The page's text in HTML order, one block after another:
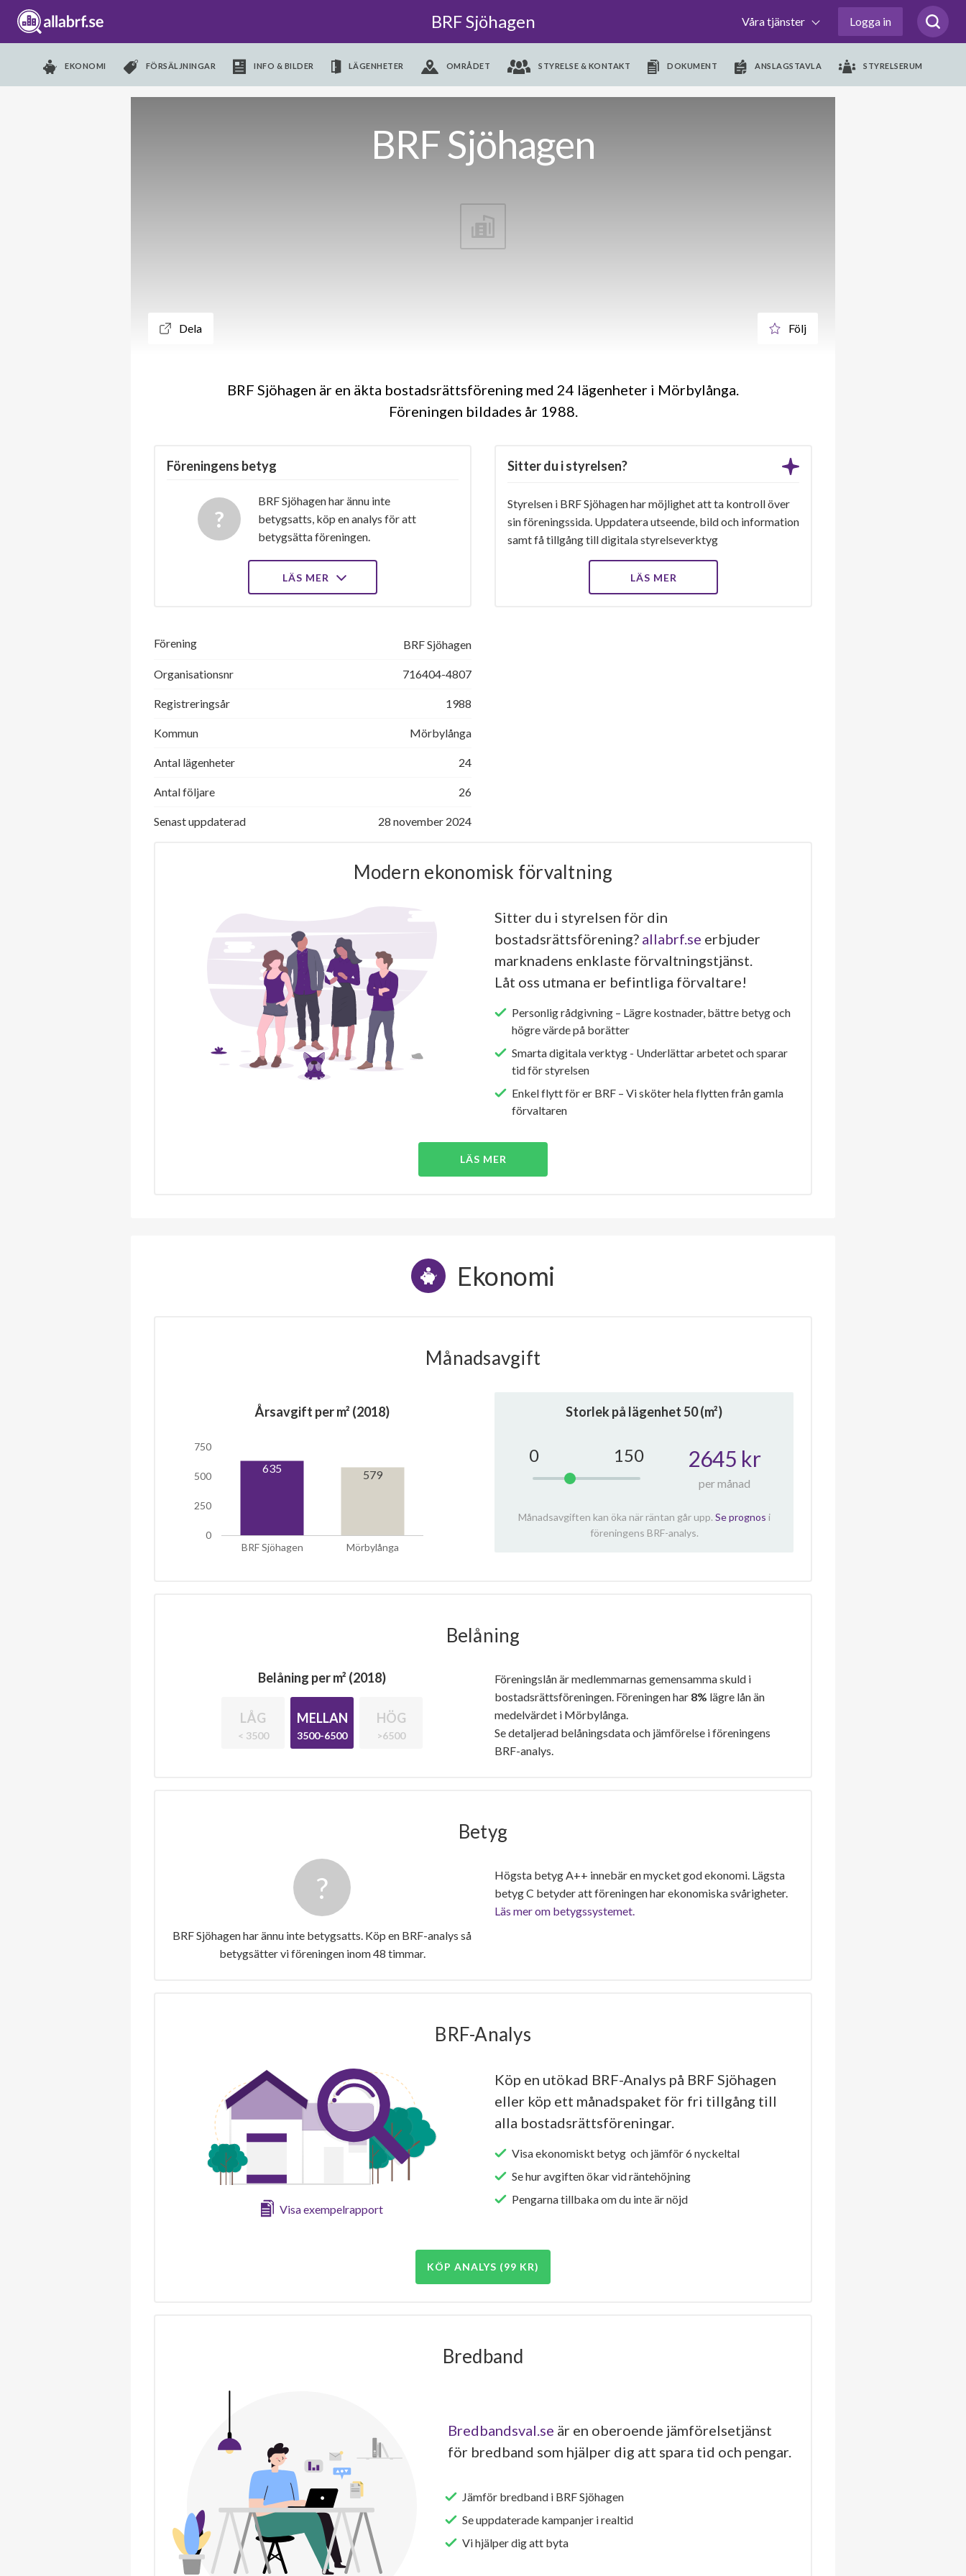
BRF Sjöhagen Våra tjänster Logga in
EKONOMI FÖRSÄLJNINGAR INFO & BILDER LÄGENHETER OMRÅDET STYRELSE & KONTAKT DOKUMENT ANSLAGSTAVLA STYRELSERUM
BRF Sjöhagen
Dela Följ
BRF Sjöhagen är en äkta bostadsrättsförening med 24 lägenheter i Mörbylånga.
Föreningen bildades år 1988
Föreningens betyg
BRF Sjöhagen har ännu inte
betygsatts, köp en analys för att
betygsätta föreningen.
LÄS MER
Sitter du i styrelsen?
Styrelsen i BRF Sjöhagen har möjlighet att ta kontroll över
sin föreningssida. Uppdatera utseende, bild och information
samt få tillgång till digitala styrelseverktyg
LÄS MER
Förening BRF Sjöhagen
Organisationsnr 716404-4807
Registreringsår 1988
Kommun Mörbylånga
Antal lägenheter 24
Antal följare 26
Senast uppdaterad 28 november 2024
Modern ekonomisk förvaltning
Sitter du i styrelsen för din
bostadsrättsförening? allabrf.se erbjuder
marknadens enklaste förvaltningstjänst.
Låt oss utmana er befintliga förvaltare!
Personlig rådgivning – Lägre kostnader, bättre betyg och
högre värde på borätter
Smarta digitala verktyg - Underlättar arbetet och sparar
tid för styrelsen
Enkel flytt för er BRF – Vi sköter hela flytten från gamla
förvaltaren
LÄS MER
Ekonomi
Månadsavgift
Årsavgift per m² (2018)
BRF Sjöhagen Mörbylånga
0
250
500
750
635 579
Storlek på lägenhet50(m²)
0 150 2645 kr
per månad
Månadsavgiften kan öka när räntan går upp. Se prognos i
föreningens BRF-analys.
Belåning
Belåning per m² (2018)
LÅG
< 3500
MELLAN
3500-6500
HÖG
>6500
Föreningslån är medlemmarnas gemensamma skuld i
bostadsrättsföreningen. Föreningen har 8% lägre lån än
medelvärdet i Mörbylånga.
Se detaljerad belåningsdata och jämförelse i föreningens
BRF-analys.
Betyg
BRF Sjöhagen har ännu inte betygsatts. Köp en BRF-analys så
betygsätter vi föreningen inom 48 timmar.
Högsta betyg A++ innebär en mycket god ekonomi. Lägsta
betyg C betyder att föreningen har ekonomiska svårigheter.
Läs mer om betygssystemet.
BRF-Analys
Visa exempelrapport
Köp en utökad BRF-Analys på BRF Sjöhagen
eller köp ett månadspaket för fri tillgång till
alla bostadsrättsföreningar.
Visa ekonomiskt betyg och jämför 6 nyckeltal
Se hur avgiften ökar vid räntehöjning
Pengarna tillbaka om du inte är nöjd
KÖP ANALYS (99 KR)
Bredband
Bredbandsval.se är en oberoende jämförelsetjänst
för bredband som hjälper dig att spara tid och pengar.
Jämför bredband i BRF Sjöhagen
Se uppdaterade kampanjer i realtid
Vi hjälper dig att byta